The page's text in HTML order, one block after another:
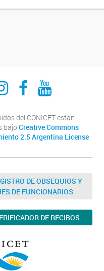
Fecebook
Youtube
del CONICET están
bajo Creative Commons
2.5 Argentina License
DE OBSEQUIOS Y
DE FUNCIONARIOS
DE RECIBOS